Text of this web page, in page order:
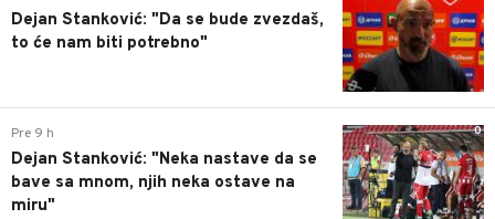
Dejan Stanković: "Da se bude zvezdaš,
to će nam biti potrebno"
0
Pre 9 h
Dejan Stanković: "Neka nastave da se
bave sa mnom, njih neka ostave na
miru"